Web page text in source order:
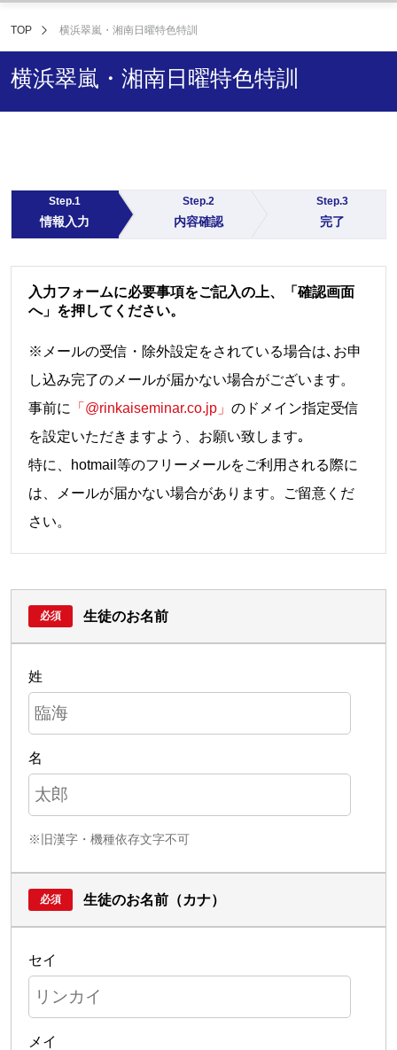
TOP 横浜翠嵐・湘南日曜特色特訓
横浜翠嵐・湘南日曜特色特訓
Step.1
情報入力
Step.2
内容確認
Step.3
完了
入力フォームに必要事項をご記入の上、「確認画面
へ」を押してください。
※メールの受信・除外設定をされている場合は､お申
し込み完了のメールが届かない場合がございます。
事前に
「@rinkaiseminar.co.jp」のドメイン指定受信
を設定いただきますよう、お願い致します｡
特に、hotmail等のフリーメールをご利用される際に
は、メールが届かない場合があります。ご留意くだ
さい。
生徒のお名前
姓
名
※旧漢字・機種依存文字不可
生徒のお名前（カナ）
セイ
メイ